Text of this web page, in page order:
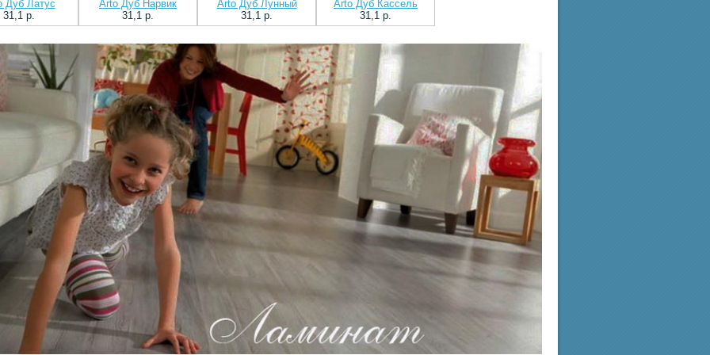
Дуб Латус
31,1 p.
Arto Дуб Нарвик
31,1 p.
Arto Дуб Лунный
31,1 p.
Arto Дуб Кассель
31,1 p.